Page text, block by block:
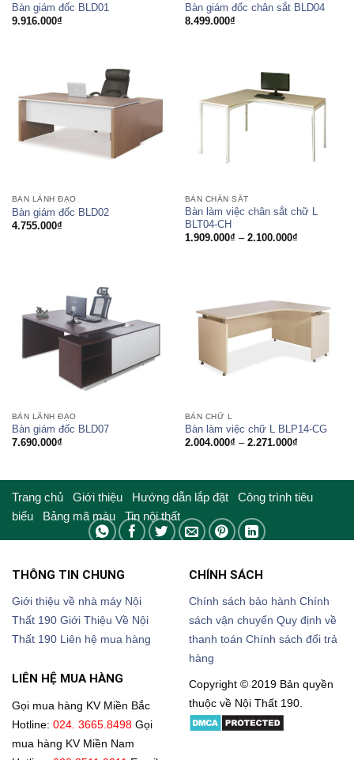
Bàn giám đốc BLD01
9.916.000₫
Bàn giám đốc chân sắt BLD04
8.499.000₫
BÀN LÃNH ĐẠO
Bàn giám đốc BLD02
4.755.000₫
BÀN CHÂN SẮT
Bàn làm việc chân sắt chữ L
BLT04-CH
1.909.000₫ – 2.100.000₫Khoảng
BÀN LÃNH ĐẠO
Bàn giám đốc BLD07
7.690.000₫
BÀN CHỮ L
Bàn làm việc chữ L BLP14-CG
2.004.000₫ – 2.271.000₫Khoảng
đến
Trang chủ Giới thiệu Hướng dẫn lắp đặt Công trình tiêu
biểu
Bảng mã màu Tin nội thất
THÔNG TIN CHUNG
Giới thiệu về nhà máy Nội
Thất 190 Giới Thiệu Về Nội
Thất 190 Liên hệ mua hàng
CHÍNH SÁCH
Chính sách bảo hành Chính
sách vận chuyển Quy định về
thanh toán Chính sách đổi trả
hàng
LIÊN HỆ MUA HÀNG
Gọi mua hàng KV Miền Bắc
Hotline: 024. 3665.8498 Gọi
mua hàng KV Miền Nam
Copyright © 2019 Bản quyền
thuộc về Nội Thất 190.